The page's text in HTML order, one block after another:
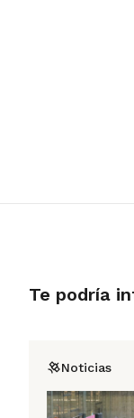
Te podría
Noticias